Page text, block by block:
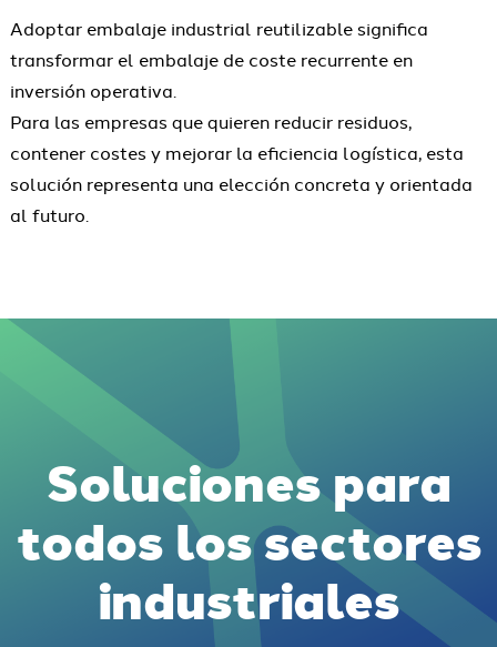
Adoptar embalaje industrial reutilizable significa
transformar el embalaje de coste recurrente en
inversión operativa.
Para las empresas que quieren reducir residuos,
contener costes y mejorar la eficiencia logística, esta
solución representa una elección concreta y orientada
al futuro.
Soluciones para
todos los sectores
industriales